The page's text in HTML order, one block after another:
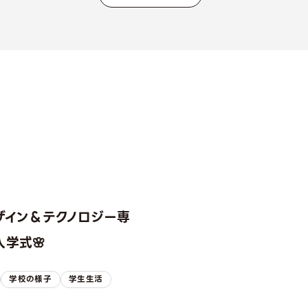
ン＆テクノロジー専
学式🌸
学校の様子 学生生活